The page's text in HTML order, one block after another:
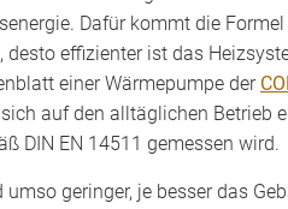
Dafür kommt die
effizienter ist das
einer Wärmepumpe der
auf den alltäglichen Betrieb
DIN EN 14511 gemessen wird.
umso geringer, je besser das